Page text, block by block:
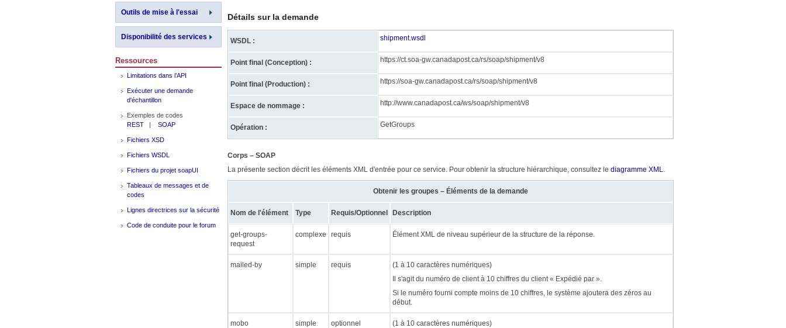
Outils de mise à l'essai
Disponibilité des services
Ressources
Limitations dans l’API
Exécuter une demande
d'échantillon
Exemples de codes
REST | SOAP
Fichiers XSD
Fichiers WSDL
Fichiers du projet soapUI
Tableaux de messages et de
codes
Lignes directrices sur la sécurité
Code de conduite pour le forum
Détails sur la demande
WSDL : shipment.wsdl
Point final (Conception) : https://ct.soa-gw.canadapost.ca/rs/soap/shipment/v8
Point final (Production) : https://soa-gw.canadapost.ca/rs/soap/shipment/v8
Espace de nommage : http://www.canadapost.ca/ws/soap/shipment/v8
Opération : GetGroups
Corps – SOAP
La présente section décrit les éléments XML d'entrée pour ce service. Pour obtenir la structure hiérarchique, consultez le diagramme XML.
Obtenir les groupes – Éléments de la demande
Nom de l'élément Type Requis/Optionnel Description
get-groups-
request
complexe requis Élément XML de niveau supérieur de la structure de la réponse.
mailed-by simple requis
(1 à 10 caractères numériques)
Il s'agit du numéro de client à 10 chiffres du client « Expédié par ».
Si le numéro fourni compte moins de 10 chiffres, le système ajoutera des zéros au
début.
mobo simple optionnel
(1 à 10 caractères numériques)